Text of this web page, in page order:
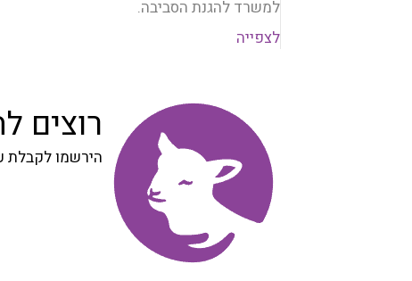
למשרד להגנת הסביבה.
לצפייה
רוצים
הירשמו לקבלת